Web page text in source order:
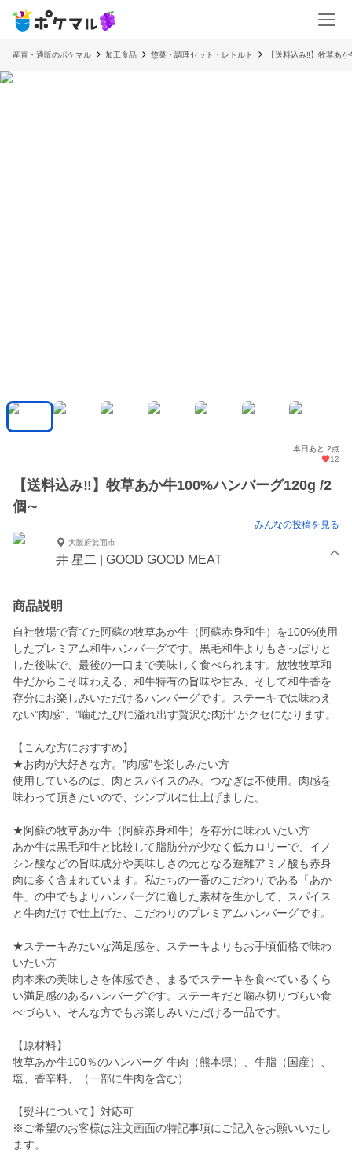
産直・通販のポケマル 加工食品 惣菜・調理セット・レトルト 【送料込み‼】牧草あ
本日あと 2点
12
【送料込み‼】牧草あか牛100%ハンバーグ120g /2
個∼
みんなの投稿を見る
大阪府箕面市
井 星二 | GOOD GOOD MEAT
商品説明
自社牧場で育てた阿蘇の牧草あか牛（阿蘇赤身和牛）を100%使用
したプレミアム和牛ハンバーグです。黒毛和牛よりもさっぱりと
した後味で、最後の一口まで美味しく食べられます。放牧牧草和
牛だからこそ味わえる、和牛特有の旨味や甘み、そして和牛香を
存分にお楽しみいただけるハンバーグです。ステーキでは味わえ
ない”肉感”、”噛むたびに溢れ出す贅沢な肉汁”がクセになります。
【こんな方におすすめ】
★お肉が大好きな方。”肉感”を楽しみたい方
使用しているのは、肉とスパイスのみ。つなぎは不使用。肉感を
味わって頂きたいので、シンプルに仕上げました。
★阿蘇の牧草あか牛（阿蘇赤身和牛）を存分に味わいたい方
あか牛は黒毛和牛と比較して脂肪分が少なく低カロリーで、イノ
シン酸などの旨味成分や美味しさの元となる遊離アミノ酸も赤身
肉に多く含まれています。私たちの一番のこだわりである「あか
牛」の中でもよりハンバーグに適した素材を生かして、スパイス
と牛肉だけで仕上げた、こだわりのプレミアムハンバーグです。
★ステーキみたいな満足感を、ステーキよりもお手頃価格で味わ
いたい方
肉本来の美味しさを体感でき、まるでステーキを食べているくら
い満足感のあるハンバーグです。ステーキだと噛み切りづらい食
べづらい、そんな方でもお楽しみいただける一品です。
【原材料】
牧草あか牛100％のハンバーグ 牛肉（熊本県）、牛脂（国産）、
塩、香辛料、（一部に牛肉を含む）
【熨斗について】対応可
※ご希望のお客様は注文画面の特記事項にご記入をお願いいたし
ます。